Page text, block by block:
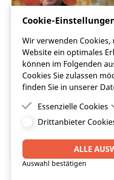
Cookie-
Wir verwenden
Website ein optimales
können im Folgenden
Cookies Sie zulassen
finden Sie in unserer
Essenzielle Cookies
Essenzielle Cookies
benötigt werden.
Drittanbieter
Drittanbieter Cookies
Drittanbieter-Software
Google Maps zu
ALLE
Auswahl bestätigen
FRC ON AIR, #25 -
Gemeindefinanzen
Folge 25 widmet sich
unserer Sicht nicht
https://bit.ly/4ssLTEh
ARTIKEL LESEN